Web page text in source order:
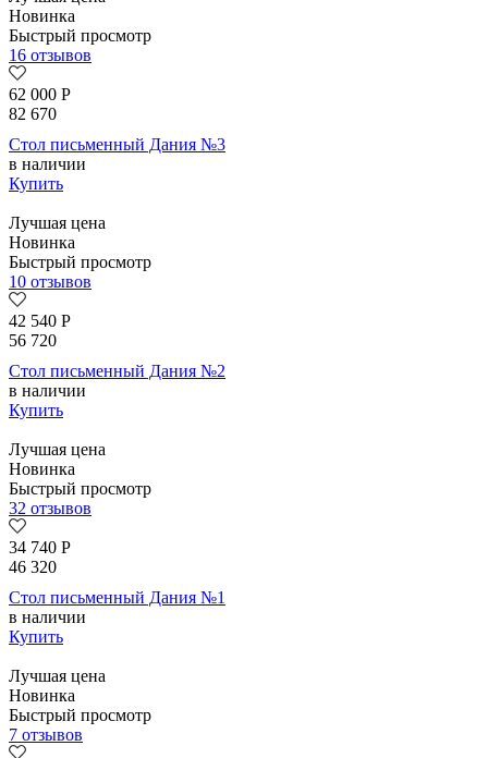
Новинка
Быстрый просмотр
16 отзывов
62 000 Р
82 670
Стол письменный Дания №3
в наличии
Купить
Лучшая цена
Новинка
Быстрый просмотр
10 отзывов
42 540 Р
56 720
Стол письменный Дания №2
в наличии
Купить
Лучшая цена
Новинка
Быстрый просмотр
32 отзывов
34 740 Р
46 320
Стол письменный Дания №1
в наличии
Купить
Лучшая цена
Новинка
Быстрый просмотр
7 отзывов